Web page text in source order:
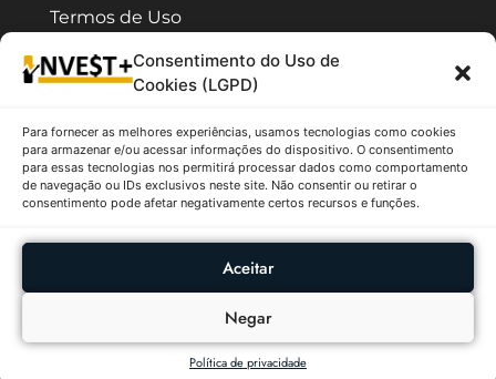
Consentimento do Uso de
Cookies (LGPD)
Para fornecer as melhores experiências, usamos tecnologias como cookies
para armazenar e/ou acessar informações do dispositivo. O consentimento
para essas tecnologias nos permitirá processar dados como comportamento
de navegação ou IDs exclusivos neste site. Não consentir ou retirar o
consentimento pode afetar negativamente certos recursos e funções.
Aceitar
Negar
Política de privacidade
Termos de Uso
Quem Somos
O InvestPlus é um site que possui caráter
meramente informativo e educativo, as
informações citadas não tem o objetivo de fazer
recomendação e/ou sugestão de compra ou venda
decisões tomados a partir das informações aqui
contidas. Todas as informações apresentadas são
provenientes de fontes públicas como B3, CVM,
Tesouro Nacional, etc.
InvestPlus - Copyright ©2026 - Todos os Diretos
Reservados